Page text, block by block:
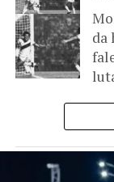
da